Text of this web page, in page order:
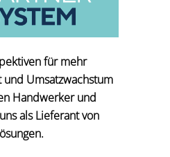
für mehr
Umsatzwachstum
Handwerker und
als Lieferant von